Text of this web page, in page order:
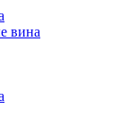
вина